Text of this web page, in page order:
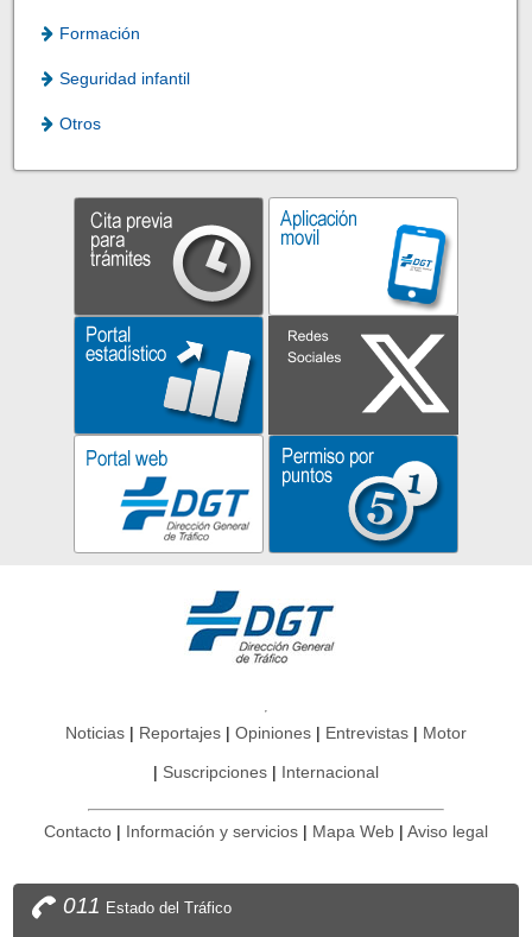
Formación
Seguridad infantil
Otros
Noticias Reportajes Opiniones Entrevistas Motor
Suscripciones Internacional
Contacto Información y servicios Mapa Web Aviso legal
011 Estado del Tráfico